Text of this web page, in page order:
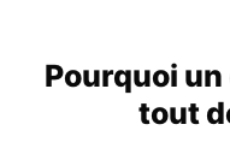
Pourquoi un
tout